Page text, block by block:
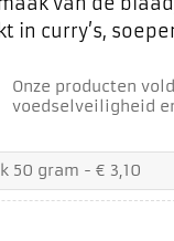
in curry’s,
Onze producten
voedselveiligheid